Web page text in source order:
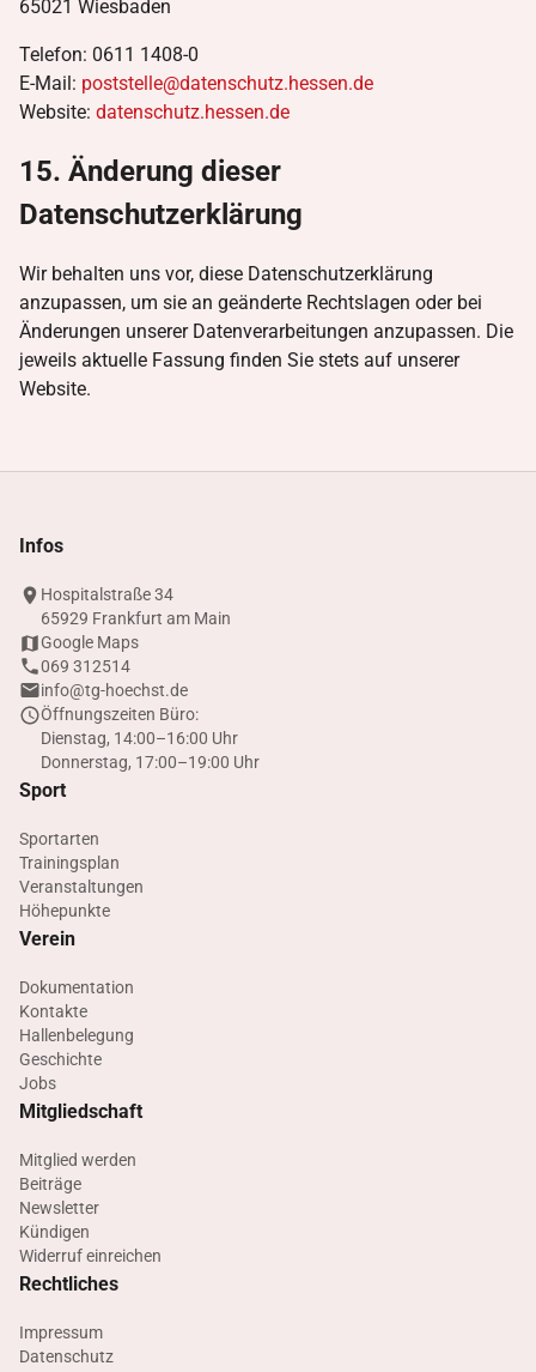
65021 Wiesbaden
Telefon: 0611 1408-0
E-Mail: poststelle@datenschutz.hessen.de
Website: datenschutz.hessen.de
15. Änderung dieser
Datenschutzerklärung
Wir behalten uns vor, diese Datenschutzerklärung
anzupassen, um sie an geänderte Rechtslagen oder bei
Änderungen unserer Datenverarbeitungen anzupassen. Die
jeweils aktuelle Fassung finden Sie stets auf unserer
Website.
Infos
Hospitalstraße 34
65929 Frankfurt am Main
Google Maps
069 312514
info@tg-hoechst.de
Öffnungszeiten Büro:
Dienstag, 14:00–16:00 Uhr
Donnerstag, 17:00–19:00 Uhr
Sport
Sportarten
Trainingsplan
Veranstaltungen
Höhepunkte
Verein
Dokumentation
Kontakte
Hallenbelegung
Geschichte
Jobs
Mitgliedschaft
Mitglied werden
Beiträge
Newsletter
Kündigen
Widerruf einreichen
Rechtliches
Impressum
Datenschutz